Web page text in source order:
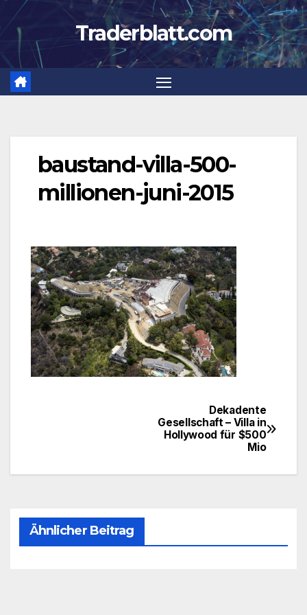
Zum
Inhalt
springen
Traderblatt.com
baustand-villa-500-
millionen-juni-2015
BeitragsnavigationDekadente
Gesellschaft – Villa in
Hollywood für $500
Mio
Ähnlicher Beitrag